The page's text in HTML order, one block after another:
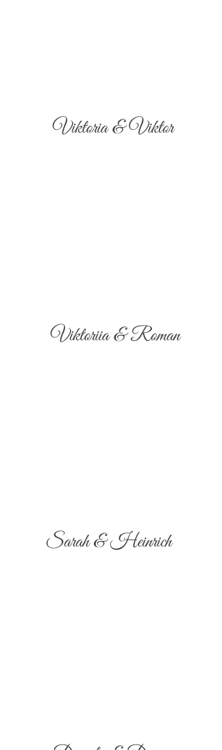
Viktoria & Viktor
Viktoriia & Roman
Sarah & Heinrich